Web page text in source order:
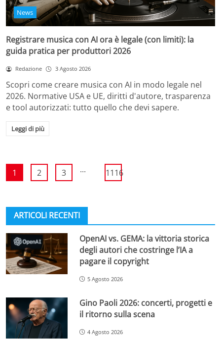
News
Registrare musica con AI ora è legale (con limiti): la
guida pratica per produttori 2026
Redazione 3 Agosto 2026
Scopri come creare musica con AI in modo legale nel
2026. Normative USA e UE, diritti d'autore, trasparenza
e tool autorizzati: tutto quello che devi sapere.
Leggi di più
1 2 3 ... 1116
ARTICOLI RECENTI
OpenAI vs. GEMA: la vittoria storica
degli autori che costringe l’IA a
pagare il copyright
5 Agosto 2026
Gino Paoli 2026: concerti, progetti e
il ritorno sulla scena
4 Agosto 2026